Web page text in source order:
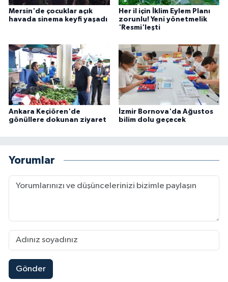
Mersin'de çocuklar açık
havada sinema keyfi yaşadı
Her il için İklim Eylem Planı
zorunlu! Yeni yönetmelik
'Resmi'leşti
Ankara Keçiören'de
gönüllere dokunan ziyaret
İzmir Bornova'da Ağustos
bilim dolu geçecek
Yorumlar
Gönder